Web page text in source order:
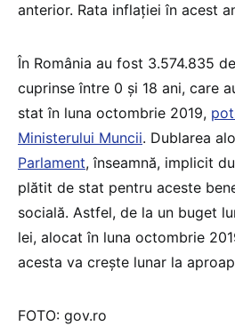
anterior. Rata inflaţiei în acest
În România au fost 3.574.835
cuprinse între 0 şi 18 ani, care
stat în luna octombrie 2019,
Ministerului Muncii. Dublarea
Parlament, înseamnă, implicit
plătit de stat pentru aceste
socială. Astfel, de la un buget
lei, alocat în luna octombrie
acesta va creşte lunar la
FOTO: gov.ro